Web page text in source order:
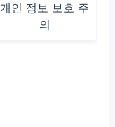
개인 정보 보호 주
의